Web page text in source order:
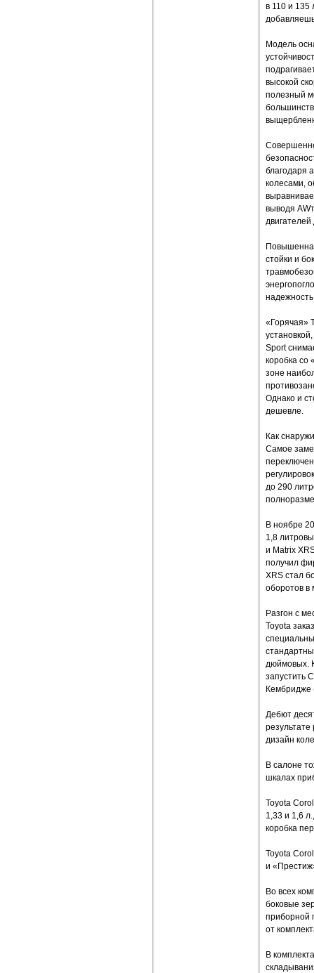
в 110 и 135
Модель
высокой
полезный
благодаря
колесами,
выводя
стойки и
«Горячая»
Sport
коробка со
зоне
Однако и
дешевле.
Как
Самое
до 290
В ноябре
1,8
и Matrix
получил
XRS стал
оборотов в
Разгон с
Toyota
дюймовых.
запустить
Кембридже
Дебют
дизайн
В салоне
шкалах
Toyota
1,33 и 1,6
коробка
Toyota
и
Во всех
боковые
приборной
от
В